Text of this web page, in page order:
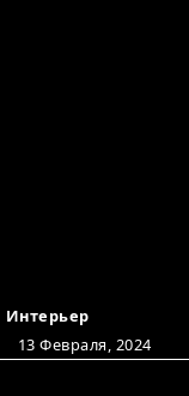
Интерьер
13 Февраля, 2024